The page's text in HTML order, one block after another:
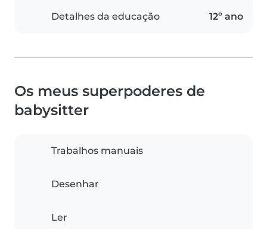
Detalhes da educação 12º ano
Os meus superpoderes de
babysitter
Trabalhos manuais
Desenhar
Ler